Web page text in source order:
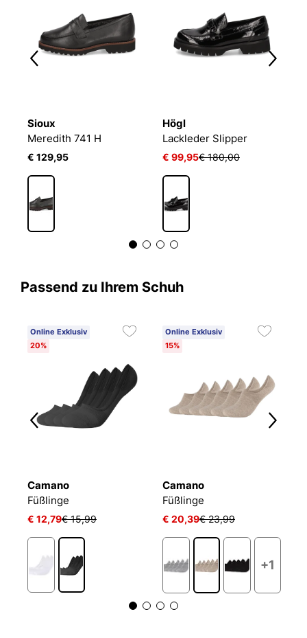
Sioux
Meredith 741 H
€ 129,95
Högl
Lackleder Slipper
€ 99,95€ 180,00
Passend zu Ihrem Schuh
Online Exklusiv
20%
Camano
Füßlinge
€ 12,79€ 15,99
Online Exklusiv
15%
Camano
Füßlinge
€ 20,39€ 23,99
+1